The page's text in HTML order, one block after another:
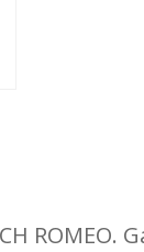
ROMEO.